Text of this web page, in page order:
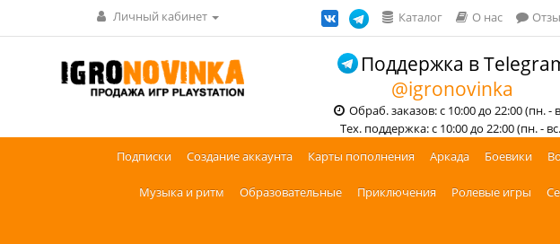
Личный кабинет Каталог О нас
Поддержка в
@igronovinka
Обраб. заказов: с 10:00 до 22:00 (пн. -
Тех. поддержка: с 10:00 до 22:00 (пн. -
Подписки Создание аккаунта Карты пополнения Аркада Боевики
Музыка и ритм Образовательные Приключения Ролевые игры